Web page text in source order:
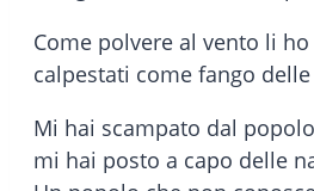
Come polvere al vento li
calpestati come fango
Mi hai scampato dal
mi hai posto a capo delle